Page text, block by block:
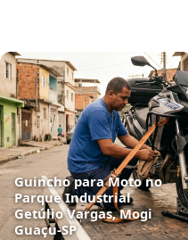
Guincho para Moto no
Parque Industrial
Getúlio Vargas, Mogi
Guaçu‑SP